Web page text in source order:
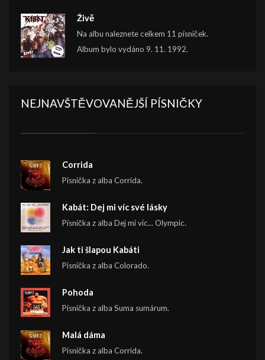
Živě
Na albu naleznete celkem 11 písniček.
Album bylo vydáno 9. 11. 1992.
NEJNAVŠTĚVOVANĚJŠÍ PÍSNIČKY
Corrida
Písnička z alba Corrida.
Kabát: Dej mi víc své lásky
Písnička z alba Dej mi víc... Olympic.
Jak ti šlapou Kabáti
Písnička z alba Colorado.
Pohoda
Písnička z alba Suma sumárum.
Malá dáma
Písnička z alba Corrida.